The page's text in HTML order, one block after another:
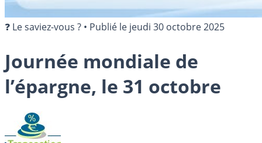
❓ Le saviez-vous ? • Publié le jeudi 30 octobre 2025
Journée mondiale de
l’épargne, le 31 octobre